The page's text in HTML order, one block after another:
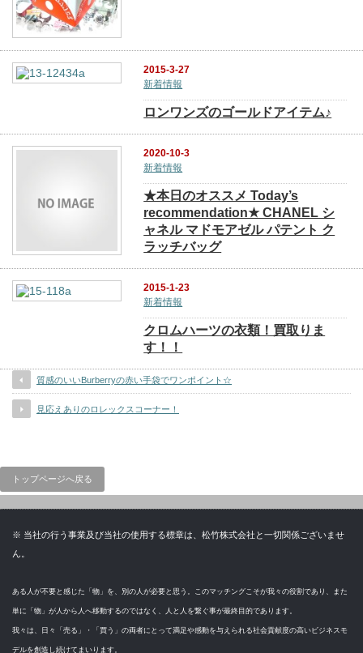
2015-3-27
新着情報
ロンワンズのゴールドアイテム♪
2020-10-3
新着情報
★本日のオススメ Today’s
recommendation★ CHANEL シ
ャネル マドモアゼル パテント ク
ラッチバッグ
2015-1-23
新着情報
クロムハーツの衣類！買取りま
す！！
質感のいいBurberryの赤い手袋でワンポイント☆
見応えありのロレックスコーナー！
トップページへ戻る
※ 当社の行う事業及び当社の使用する標章は、松竹株式会社と一切関係ございませ
ん。
ある人が不要と感じた「物」を、別の人が必要と思う。このマッチングこそが我々の役割であり、また
単に「物」が人から人へ移動するのではなく、人と人を繋ぐ事が最終目的であります。
我々は、日々「売る」・「買う」の両者にとって満足や感動を与えられる社会貢献度の高いビジネスモ
デルを創造し続けてまいります。